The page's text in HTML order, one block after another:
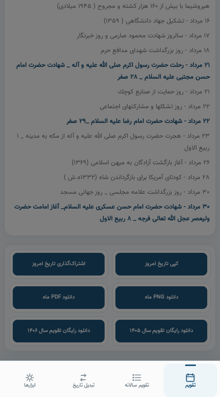
هیروشیما با بیش از 160 هزار کشته و مجروح ( 1945 میلادی)
16 مرداد - تشكيل جهاد دانشگاهی ( 1359)
17 مرداد - سالروز شهادت محمود صارمی و روز خبرنگار
18 مرداد - روز بزرگداشت شهدای مدافع حرم
21 مرداد - رحلت حضرت رسول اكرم صلی الله عليه و آله _ شهادت حضرت امام
حسن مجتبی عليه السلام _ 28 صفر
21 مرداد - روز حمایت از صنایع كوچك
22 مرداد - روز تشكلها و مشاركتهای اجتماعی
22 مرداد - شهادت حضرت امام رضا عليه السلام _29 صفر
23 مرداد - هجرت حضرت رسول اكرم صلی الله عليه و آله از مكه به مدینه _ 1
ربیع الاول
26 مرداد - آغاز بازگشت آزادگان به ميهن اسلامی (1369)
28 مرداد - كودتای آمریكا برای بازگرداندن شاه (1332ه.ش )
30 مرداد - روز بزرگداشت علامه مجلسی _ روز جهانی مسجد
30 مرداد - شهادت حضرت امام حسن عسكری عليه السلام_ آغاز امامت حضرت
ولیعصر عجل الله تعالی فرجه _ 8 ربیع الاول
کپی تاریخ امروز اشتراک‌گذاری تاریخ امروز
دانلود PNG ماه دانلود PDF ماه
دانلود رایگان تقویم سال ۱۴۰۵ دانلود رایگان تقویم سال ۱۴۰۶
تقویم تقویم سالانه تبدیل تاریخ ابزارها